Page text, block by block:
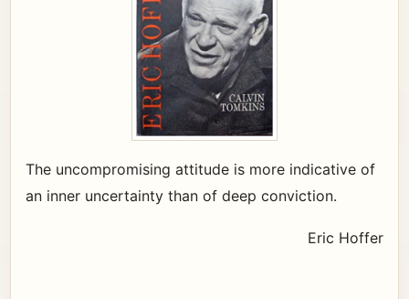
The uncompromising attitude is more indicative of
an inner uncertainty than of deep conviction.
Eric Hoffer